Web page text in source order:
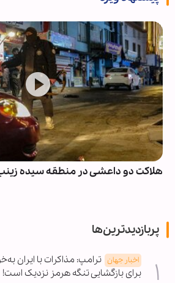
هلاکت دو داعشی در منطقه سیده
پربازدیدترین‌ها
اخبار جهان ترامپ: مذاکرات با ایران
برای بازگشایی تنگه هرمز نزدیک است!